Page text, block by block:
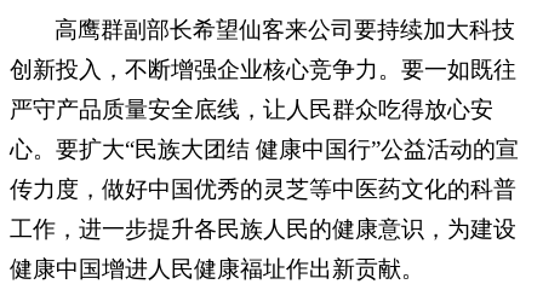
高鹰群副部长希望仙客来公司要持续加大科技
创新投入，不断增强企业核心竞争力。要一如既往
严守产品质量安全底线，让人民群众吃得放心安
心。要扩大“民族大团结 健康中国行”公益活动的宣
传力度，做好中国优秀的灵芝等中医药文化的科普
工作，进一步提升各民族人民的健康意识，为建设
健康中国增进人民健康福址作出新贡献。